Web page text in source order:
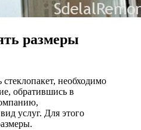
размеры
необходимо
обратившись в
услуг. Для этого